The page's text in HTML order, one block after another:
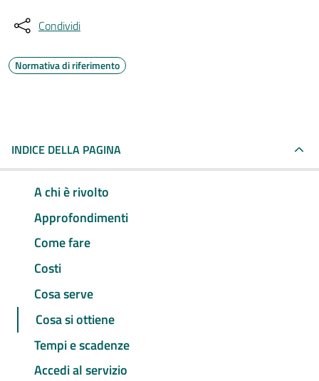
Condividi
Normativa di riferimento
INDICE DELLA PAGINA
A chi è rivolto
Approfondimenti
Come fare
Costi
Cosa serve
Cosa si ottiene
Tempi e scadenze
Accedi al servizio